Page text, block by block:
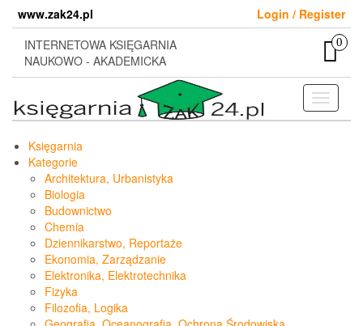
content
www.zak24.pl
Login / Register
INTERNETOWA KSIĘGARNIA
NAUKOWO - AKADEMICKA
0
Toggle
Księgarnia
Kategorie
Architektura, Urbanistyka
Biologia
Budownictwo
Chemia
Dziennikarstwo, Reportaże
Ekonomia, Zarządzanie
Elektronika, Elektrotechnika
Fizyka
Filozofia, Logika